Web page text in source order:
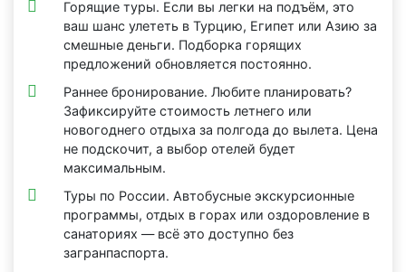
Горящие туры. Если вы легки на подъём, это
ваш шанс улететь в Турцию, Египет или Азию за
смешные деньги. Подборка горящих
предложений обновляется постоянно.
Раннее бронирование. Любите планировать?
Зафиксируйте стоимость летнего или
новогоднего отдыха за полгода до вылета. Цена
не подскочит, а выбор отелей будет
максимальным.
Туры по России. Автобусные экскурсионные
программы, отдых в горах или оздоровление в
санаториях — всё это доступно без
загранпаспорта.